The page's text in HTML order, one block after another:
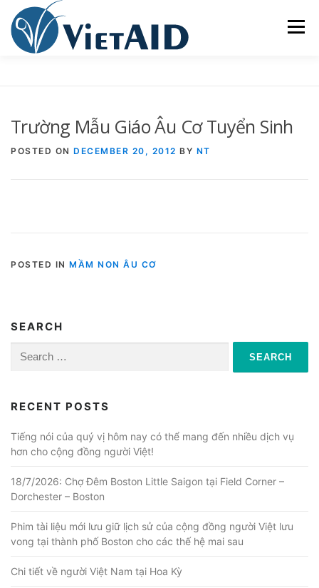
content
Menu
TRUNG TÂM CỘNG ĐỒNG SINH HOẠT
Trường Mẫu Giáo Âu Cơ Tuyển Sinh
POSTED ON DECEMBER 20, 2012 BY NT
POSTED IN MẦM NON ÂU CƠ
SEARCH
Search
for:
RECENT POSTS
Tiếng nói của quý vị hôm nay có thể mang đến nhiều dịch vụ
hơn cho cộng đồng người Việt!
18/7/2026: Chợ Đêm Boston Little Saigon tại Field Corner –
Dorchester – Boston
Phim tài liệu mới lưu giữ lịch sử của cộng đồng người Việt lưu
vong tại thành phố Boston cho các thế hệ mai sau
Chi tiết về người Việt Nam tại Hoa Kỳ